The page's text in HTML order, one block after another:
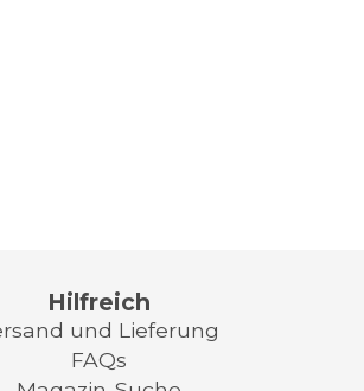
Hilfreich
und Lieferung
FAQs